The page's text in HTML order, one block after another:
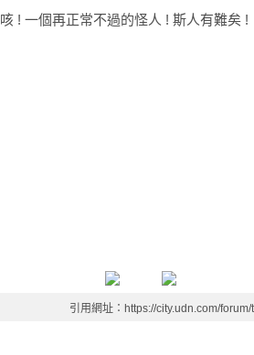
咳 ! 一個再正常不過的怪人 ! 斯人有難矣 !
引用網址：https://city.udn.com/